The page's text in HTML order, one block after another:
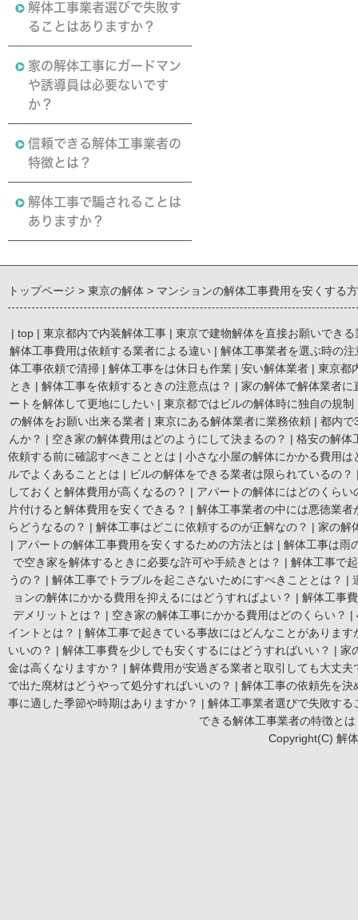
解体工事業者選びで失敗す
ることはありますか？
家の解体工事にガードマン
や誘導員は必要ないです
か？
信頼できる解体工事業者の
特徴とは？
解体工事で騙されることは
ありますか？
トップページ 東京の解体 マンションの解体工事費用を安くする
| top | 東京都内で内装解体工事 | 東京で建物解体を直接お願いできる
解体工事費用は依頼する業者による違い | 解体工事業者を選ぶ時の注
体工事依頼で清掃 | 解体工事をは休日も作業 | 安い解体業者 | 東京都
とき | 解体工事を依頼するときの注意点は？ | 家の解体で解体業者に
ートを解体して更地にしたい | 東京都ではビルの解体時に独自の規制
の解体をお願い出来る業者 | 東京にある解体業者に業務依頼 | 都内で
んか？ | 空き家の解体費用はどのようにして決まるの？ | 格安の解体
依頼する前に確認すべきこととは | 小さな小屋の解体にかかる費用は
ルでよくあることとは | ビルの解体をできる業者は限られているの？
しておくと解体費用が高くなるの？ | アパートの解体にはどのくらい
片付けると解体費用を安くできる？ | 解体工事業者の中には悪徳業者
らどうなるの？ | 解体工事はどこに依頼するのが正解なの？ | 家の解
| アパートの解体工事費用を安くするための方法とは | 解体工事は雨
で空き家を解体するときに必要な許可や手続きとは？ | 解体工事で
うの？ | 解体工事でトラブルを起こさないためにすべきこととは？ |
ョンの解体にかかる費用を抑えるにはどうすればよい？ | 解体工事
デメリットとは？ | 空き家の解体工事にかかる費用はどのくらい？ |
イントとは？ | 解体工事で起きている事故にはどんなことがあります
いいの？ | 解体工事費を少しでも安くするにはどうすればいい？ | 家
金は高くなりますか？ | 解体費用が安過ぎる業者と取引しても大丈夫
で出た廃材はどうやって処分すればいいの？ | 解体工事の依頼先を決
事に適した季節や時期はありますか？ | 解体工事業者選びで失敗する
できる解体工事業者の特徴とは
Copyright(C) 解